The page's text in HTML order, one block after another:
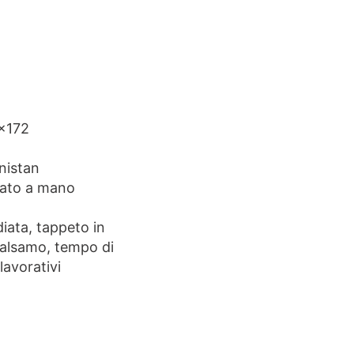
a mano
tappeto in
tempo di